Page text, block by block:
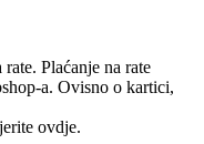
Plaćanje na rate
a. Ovisno o kartici,
ovdje.